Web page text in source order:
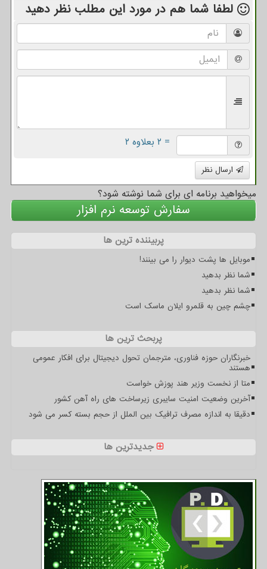
لطفا شما هم در مورد این مطلب نظر دهید
= ۲ بعلاوه ۲
ارسال نظر
میخواهید برنامه ای برای شما نوشته شود؟
سفارش توسعه نرم افزار
پربیننده ترین ها
موبایل ها پشت دیوار را می بینند!
شما نظر بدهید
شما نظر بدهید
چشم چین به قلمرو ایلان ماسک است
پربحث ترین ها
خبرنگاران حوزه فناوری، مترجمان تحول دیجیتال برای افکار عمومی
هستند
متا از نخست وزیر هند پوزش خواست
آخرین وضعیت امنیت سایبری زیرساخت های راه آهن کشور
دقیقا به اندازه مصرف ترافیک بین الملل از حجم بسته کسر می شود
جدیدترین ها